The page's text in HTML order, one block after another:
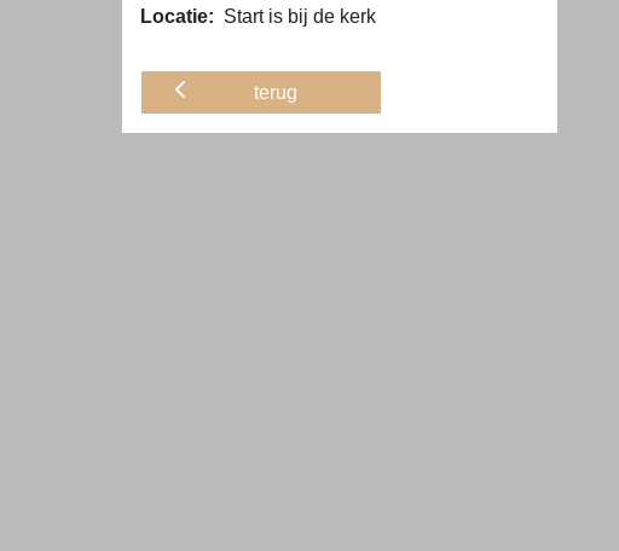
Locatie: Start is bij de kerk
terug